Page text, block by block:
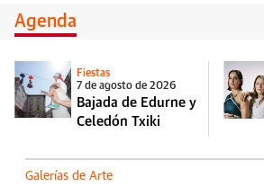
Agenda
Fiestas
7 de agosto de 2026
Bajada de Edurne y
Celedón Txiki
Galerías de Arte